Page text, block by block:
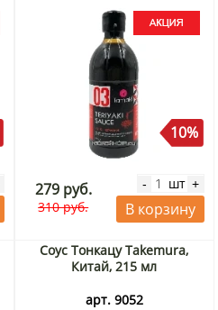
10%
279 руб.
310 руб.
- шт +
В корзину
Соус Тонкацу Takemura,
Китай, 215 мл
арт. 9052